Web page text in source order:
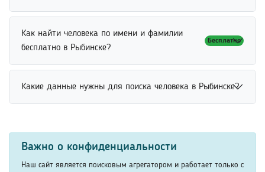
например возраст, место учебы или работы. Также
стоит проверить правильность написания имени и
фамилии. Использование нескольких параметров
Результаты поиска людей появляются практически
мгновенно после ввода данных в систему. Скорость
информации в базе. Использование точных параметров
помогает быстрее получить релевантные результаты и
Как найти человека по имени и фамилии
бесплатно в Рыбинске?
Бесплатно
Поиск человека по имени и фамилии бесплатно
помогает быстрее найти нужного человека среди
похожих совпадений.
Какие данные нужны для поиска человека в Рыбинске?
фамилию, возраст, место учебы, работы или другие
известные сведения. Чем подробнее поисковый запрос,
тем выше вероятность получить точные результаты.
Важно о конфиденциальности
Наш сайт является поисковым агрегатором и работает только с